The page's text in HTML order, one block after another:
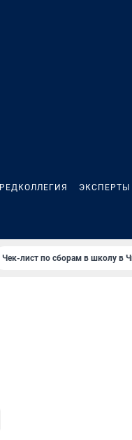
РЕДКОЛЛЕГИЯ ЭКСПЕРТЫ
Чек-лист по сборам в школу в